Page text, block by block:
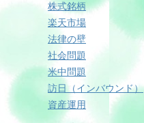
株式銘柄
楽天市場
法律の壁
社会問題
米中問題
訪日（インバウンド）
資産運用